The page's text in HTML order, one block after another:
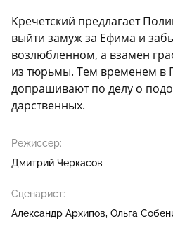
Кречетский предлагает
выйти замуж за Ефима и
возлюбленном, а взамен
из тюрьмы. Тем временем в
допрашивают по делу о
дарственных.
Режиссер:
Дмитрий Черкасов
Сценарист:
Александр Архипов Ольга